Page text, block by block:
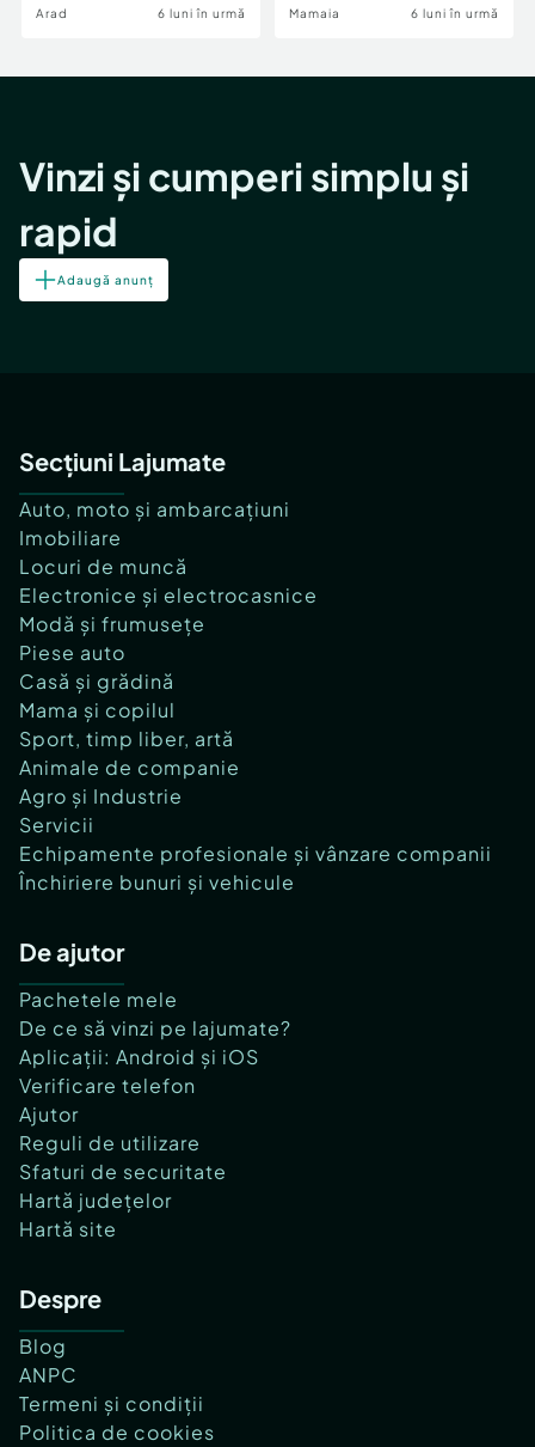
Arad 6 luni în urmă Mamaia 6 luni în urmă
Vinzi și cumperi simplu și
rapid
Adaugă anunț
Secțiuni Lajumate
Auto, moto și ambarcațiuni
Imobiliare
Locuri de muncă
Electronice și electrocasnice
Modă și frumusețe
Piese auto
Casă și grădină
Mama și copilul
Sport, timp liber, artă
Animale de companie
Agro și Industrie
Servicii
Echipamente profesionale și vânzare companii
Închiriere bunuri și vehicule
De ajutor
Pachetele mele
De ce să vinzi pe lajumate?
Aplicații: Android și iOS
Verificare telefon
Ajutor
Reguli de utilizare
Sfaturi de securitate
Hartă județelor
Hartă site
Despre
Blog
ANPC
Termeni și condiții
Politica de cookies